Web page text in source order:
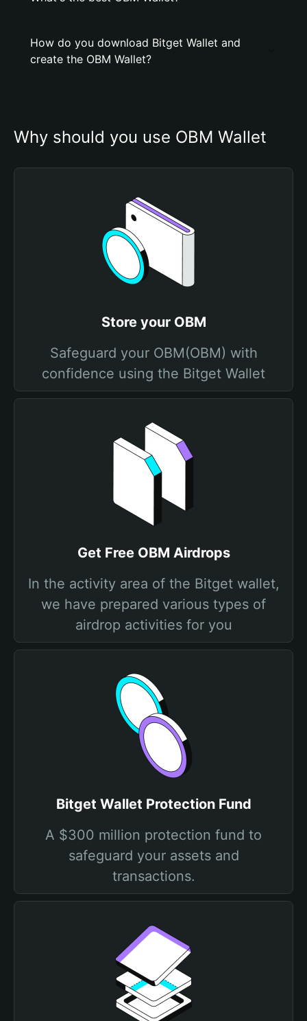
How do you download Bitget Wallet and
create the OBM Wallet?
Why should you use OBM Wallet
Store your OBM
Safeguard your OBM(OBM) with
confidence using the Bitget Wallet
Get Free OBM Airdrops
In the activity area of the Bitget wallet,
we have prepared various types of
airdrop activities for you
Bitget Wallet Protection Fund
A $300 million protection fund to
safeguard your assets and
transactions.